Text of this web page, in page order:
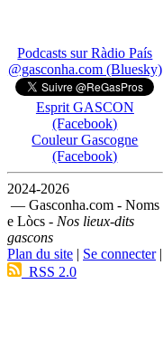
Podcasts sur Ràdio País
@gasconha.com (Bluesky)
Esprit GASCON
(Facebook)
Couleur Gascogne
(Facebook)
2024-2026
— Gasconha.com - Noms
e Lòcs - Nos lieux-dits
gascons
Plan du site | Se connecter|
RSS 2.0